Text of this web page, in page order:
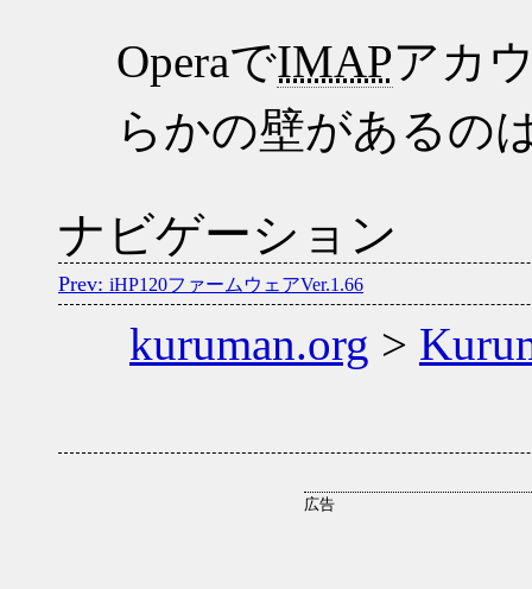
OperaでIMAPアカ
らかの壁があるの
ナビゲーション
iHP120ファームウェアVer.1.66
kuruman.org >